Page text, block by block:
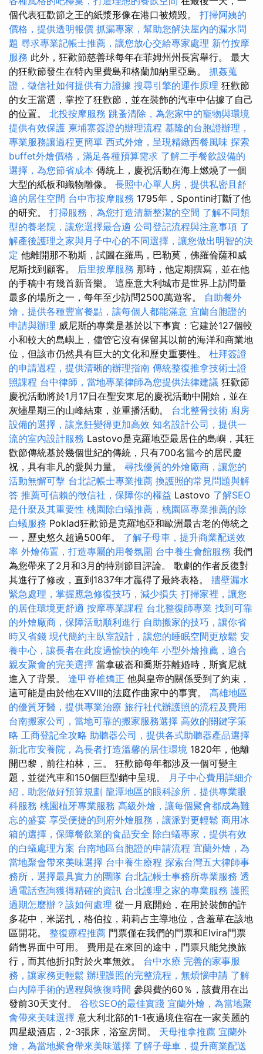
個代表狂歡節之王的紙漿形像在港口被燒毀。 打掃阿姨的
價格，提供透明報價 抓漏專家，幫助您解決屋內的漏水問
題 尋求專業記帳士推薦，讓您放心交給專家處理 新竹按摩
服務 此外，狂歡節慈善球每年在菲姆州州長宮舉行。 最大
的狂歡節發生在特內里費島和格蘭加納里亞島。 抓姦蒐
證，徵信社如何提供有力證據 搜尋引擎的運作原理 狂歡節
的女王當選，掌控了狂歡節，並在裝飾的汽車中佔據了自己
的位置。 北投按摩服務 跳蚤清除，為您家中的寵物與環境
提供有效保護 柬埔寨簽證的辦理流程 基隆的台胞證辦理，
專業服務讓過程更簡單 西式外燴，呈現精緻西餐風味 探索
buffet外燴價格，滿足各種預算需求 了解二手餐飲設備的
選擇，為您節省成本 傳統上，慶祝活動在海上燃燒了一個
大型的紙板和織物雕像。 長照中心單人房，提供私密且舒
適的居住空間 台中市按摩服務 1795年，Spontini打斷了他
的研究。 打掃服務，為您打造清新整潔的空間 了解不同類
型的養老院，讓您選擇最合適 公司登記流程與注意事項 了
解產後護理之家與月子中心的不同選擇，讓您做出明智的決
定 他離開那不勒斯，試圖在羅馬，巴勒莫，佛羅倫薩和威
尼斯找到顧客。 后里按摩服務 那時，他定期撰寫，並在他
的手稿中有幾首新音樂。 這座意大利城市是世界上訪問量
最多的場所之一，每年至少訪問2500萬遊客。 自助餐外
燴，提供各種豐富餐點，讓每個人都能滿意 宜蘭台胞證的
申請與辦理 威尼斯的專業是基於以下事實：它建於127個較
小和較大的島嶼上，儘管它沒有保留其以前的海洋和商業地
位，但該市仍然具有巨大的文化和歷史重要性。 杜拜簽證
的申請過程，提供清晰的辦理指南 傳統整復推拿技術士證
照課程 台中律師，當地專業律師為您提供法律建議 狂歡節
慶祝活動將於1月17日在聖安東尼的慶祝活動中開始，並在
灰燼星期三的山峰結束，並重播活動。 台北整骨技術 廚房
設備的選擇，讓烹飪變得更加高效 知名設計公司，提供一
流的室內設計服務 Lastovo是克羅地亞最居住的島嶼，其狂
歡節傳統基於幾個世紀的傳統，只有700名當今的居民慶
祝，具有非凡的愛與力量。 尋找優質的外燴廠商，讓您的
活動無懈可擊 台北記帳士專業推薦 換護照的常見問題與解
答 推薦可信賴的徵信社，保障你的權益 Lastovo 了解SEO
是什麼及其重要性 桃園除白蟻推薦，桃園區專業推薦的除
白蟻服務 Poklad狂歡節是克羅地亞和歐洲最古老的傳統之
一，歷史悠久超過500年。 了解子母車，提升商業配送效
率 外燴佈置，打造專屬的用餐氛圍 台中養生會館服務 我們
為您帶來了2月和3月的特別節目評論。 歌劇的作者反復對
其進行了修改，直到1837年才贏得了最終表格。 牆壁漏水
緊急處理，掌握應急修復技巧，減少損失 打掃家裡，讓您
的居住環境更舒適 按摩專業課程 台北整復師專業 找到可靠
的外燴廠商，保障活動順利進行 自助搬家的技巧，讓你省
時又省錢 現代簡約主臥室設計，讓您的睡眠空間更放鬆 安
養中心，讓長者在此度過愉快的晚年 小型外燴推薦，適合
親友聚會的完美選擇 當拿破崙和喬斯芬離婚時，斯賓尼就
進入了背景。 逢甲脊椎矯正 他與皇帝的關係受到了約束，
這可能是由於他在XVIII的法庭作曲家中的事實。 高雄地區
的優質牙醫，提供專業治療 旅行社代辦護照的流程及費用
台南搬家公司，當地可靠的搬家服務選擇 高效的關鍵字策
略 工商登記全攻略 助聽器公司，提供各式助聽器產品選擇
新北市安養院，為長者打造溫馨的居住環境 1820年，他離
開巴黎，前往柏林，三。 狂歡節每年都涉及一個可變主
題，並從汽車和150個巨型銷中呈現。 月子中心費用詳細介
紹，助您做好預算規劃 龍潭地區的眼科診所，提供專業眼
科服務 桃園植牙專業服務 高級外燴，讓每個聚會都成為難
忘的盛宴 享受便捷的到府外燴服務，讓派對更輕鬆 商用冰
箱的選擇，保障餐飲業的食品安全 除白蟻專家，提供有效
的白蟻處理方案 台南地區台胞證的申請流程 宜蘭外燴，為
當地聚會帶來美味選擇 台中養生療程 探索台灣五大律師事
務所，選擇最具實力的團隊 台北記帳士事務所專業服務 透
過電話查詢獲得精確的資訊 台北護理之家的專業服務 護照
過期怎麼辦？該如何處理 從一月底開始，在用於裝飾的許
多花中，米諾扎，格伯拉，莉莉占主導地位，含羞草在該地
區開花。 整復療程推薦 門票僅在我們的門票和Elvira門票
銷售界面中可用。 費用是在來回的途中，門票只能兌換旅
行，而其他折扣對於火車無效。 台中水療 完善的家事服
務，讓家務更輕鬆 辦理護照的完整流程，無煩惱申請 了解
白內障手術的過程與恢復時間 參與費的60％，該費用在出
發前30天支付。 谷歌SEO的最佳實踐 宜蘭外燴，為當地聚
會帶來美味選擇 意大利北部的1-1夜過境住宿在一家美麗的
四星級酒店，2-3張床，浴室房間。 天母推拿推薦 宜蘭外
燴，為當地聚會帶來美味選擇 了解子母車，提升商業配送